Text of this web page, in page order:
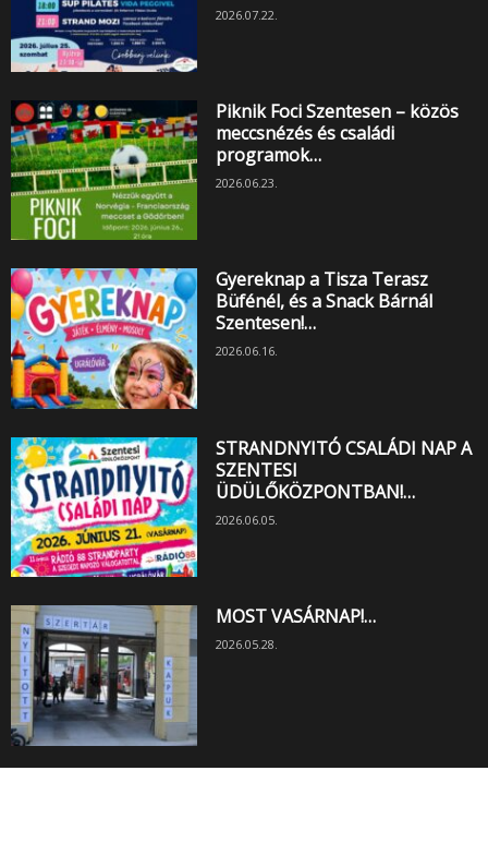
2026.07.22.
Piknik Foci Szentesen – közös
meccsnézés és családi
programok…
2026.06.23.
Gyereknap a Tisza Terasz
Büfénél, és a Snack Bárnál
Szentesen!…
2026.06.16.
STRANDNYITÓ CSALÁDI NAP A
SZENTESI
ÜDÜLŐKÖZPONTBAN!…
2026.06.05.
MOST VASÁRNAP!…
2026.05.28.